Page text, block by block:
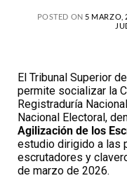
POSTED ON 5 MARZO,
El Tribunal Superior
permite socializar la
Registraduría
Nacional Electoral,
Agilización de los
estudio dirigido a las
escrutadores y
de marzo de 2026.